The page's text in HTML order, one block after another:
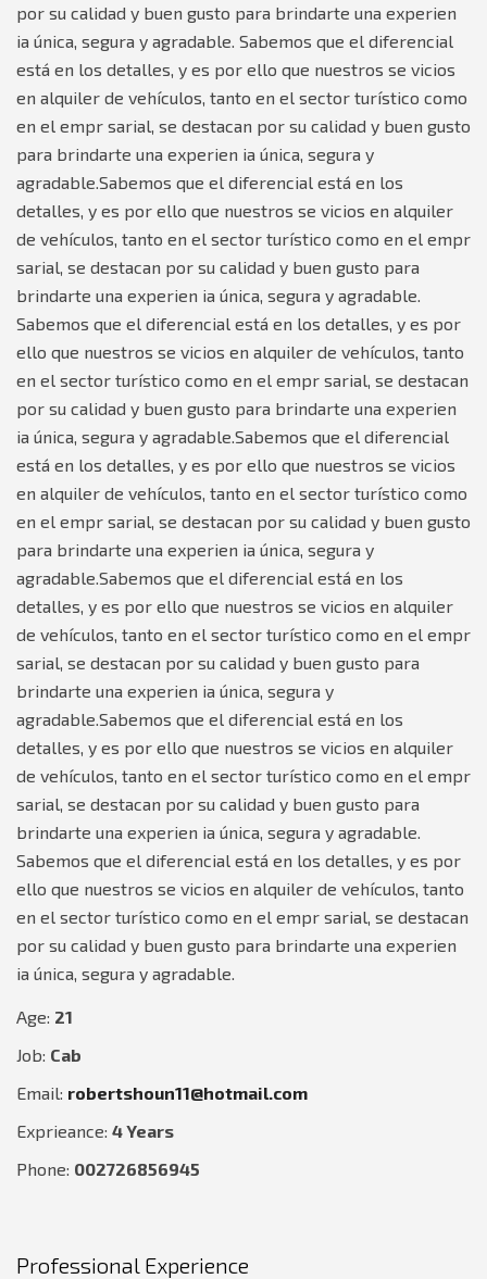
por su calidad y buen gusto para brindarte una experien
ia única, segura y agradable. Sabemos que el diferencial
está en los detalles, y es por ello que nuestros se vicios
en alquiler de vehículos, tanto en el sector turístico como
en el empr sarial, se destacan por su calidad y buen gusto
para brindarte una experien ia única, segura y
agradable.Sabemos que el diferencial está en los
detalles, y es por ello que nuestros se vicios en alquiler
de vehículos, tanto en el sector turístico como en el empr
sarial, se destacan por su calidad y buen gusto para
brindarte una experien ia única, segura y agradable.
Sabemos que el diferencial está en los detalles, y es por
ello que nuestros se vicios en alquiler de vehículos, tanto
en el sector turístico como en el empr sarial, se destacan
por su calidad y buen gusto para brindarte una experien
ia única, segura y agradable.Sabemos que el diferencial
está en los detalles, y es por ello que nuestros se vicios
en alquiler de vehículos, tanto en el sector turístico como
en el empr sarial, se destacan por su calidad y buen gusto
para brindarte una experien ia única, segura y
agradable.Sabemos que el diferencial está en los
detalles, y es por ello que nuestros se vicios en alquiler
de vehículos, tanto en el sector turístico como en el empr
sarial, se destacan por su calidad y buen gusto para
brindarte una experien ia única, segura y
agradable.Sabemos que el diferencial está en los
detalles, y es por ello que nuestros se vicios en alquiler
de vehículos, tanto en el sector turístico como en el empr
sarial, se destacan por su calidad y buen gusto para
brindarte una experien ia única, segura y agradable.
Sabemos que el diferencial está en los detalles, y es por
ello que nuestros se vicios en alquiler de vehículos, tanto
en el sector turístico como en el empr sarial, se destacan
por su calidad y buen gusto para brindarte una experien
ia única, segura y agradable.
Age: 21
Job: Cab
Email: robertshoun11@hotmail.com
Exprieance: 4 Years
Phone: 002726856945
Professional Experience